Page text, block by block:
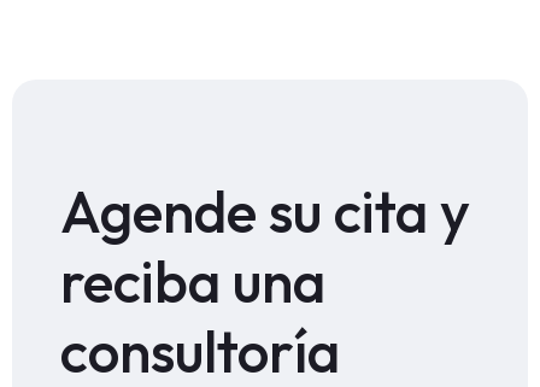
Agende su cita y
reciba una
consultoría